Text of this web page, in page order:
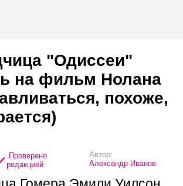
"Одиссеи"
на фильм Нолана
похоже,
Проверено
редакцией
Автор:
Александр Иванов